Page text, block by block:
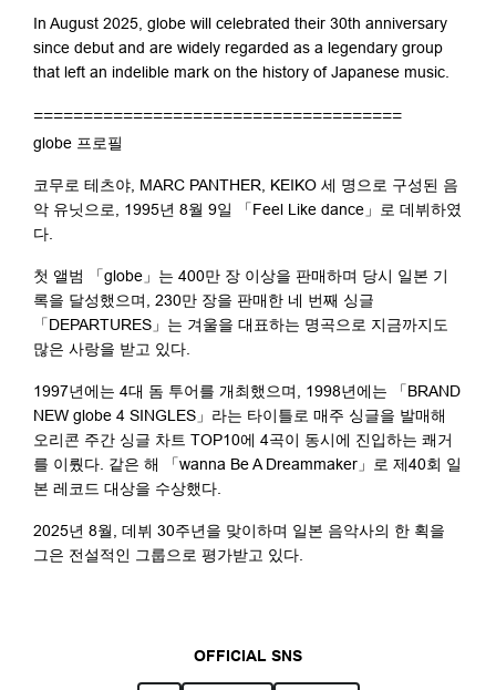
In August 2025, globe will celebrated their 30th anniversary
since debut and are widely regarded as a legendary group
that left an indelible mark on the history of Japanese music.
=====================================
globe 프로필
코무로 테츠야, MARC PANTHER, KEIKO 세 명으로 구성된 음
악 유닛으로, 1995년 8월 9일 「Feel Like dance」로 데뷔하였
다.
첫 앨범 「globe」는 400만 장 이상을 판매하며 당시 일본 기
록을 달성했으며, 230만 장을 판매한 네 번째 싱글
「DEPARTURES」는 겨울을 대표하는 명곡으로 지금까지도
많은 사랑을 받고 있다.
1997년에는 4대 돔 투어를 개최했으며, 1998년에는 「BRAND
NEW globe 4 SINGLES」라는 타이틀로 매주 싱글을 발매해
오리콘 주간 싱글 차트 TOP10에 4곡이 동시에 진입하는 쾌거
를 이뤘다. 같은 해 「wanna Be A Dreammaker」로 제40회 일
본 레코드 대상을 수상했다.
2025년 8월, 데뷔 30주년을 맞이하며 일본 음악사의 한 획을
그은 전설적인 그룹으로 평가받고 있다.
OFFICIAL SNS